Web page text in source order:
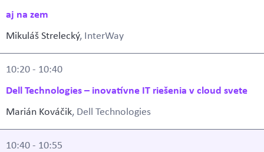
aj na zem
Mikuláš Strelecký, InterWay
10:20 - 10:40
Dell Technologies – inovatívne IT riešenia v cloud svete
Marián Kováčik, Dell Technologies
10:40 - 10:55